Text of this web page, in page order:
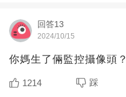
回答13
2024/10/15
你媽生了倆監控攝像頭？
1214 踩